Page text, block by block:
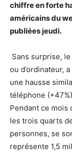
chiffre en forte
américains du
publiées jeudi.
Sans surprise,
ou d’ordinateur,
une hausse
téléphone
Pendant ce mois
les trois quarts
personnes, se
représente 1,5